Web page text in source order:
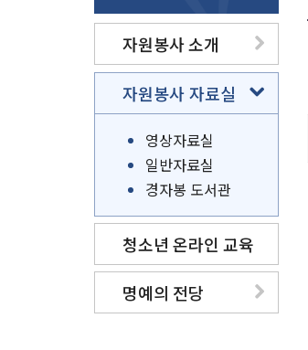
자원봉사 소개
자원봉사 자료실
영상자료실
일반자료실
경자봉 도서관
청소년 온라인 교육
명예의 전당